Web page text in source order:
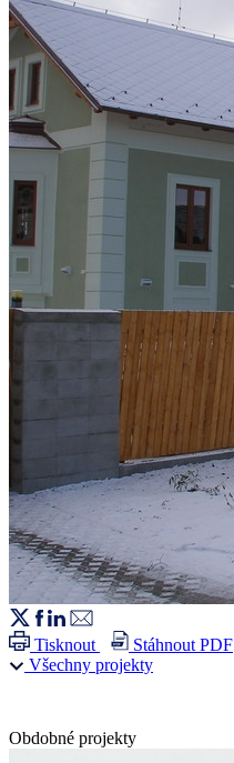
Tisknout
Stáhnout PDF
Všechny projekty
Obdobné projekty